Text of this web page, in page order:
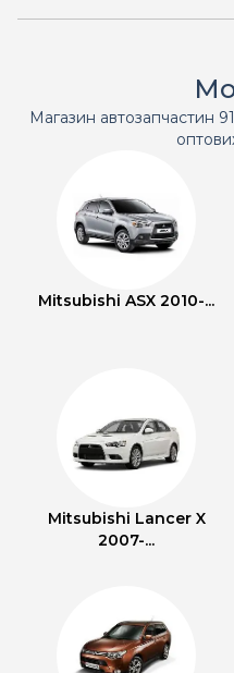
Магазин автозапчастин
Mitsubishi ASX 2010-...
Mitsubishi Lancer X
2007-...